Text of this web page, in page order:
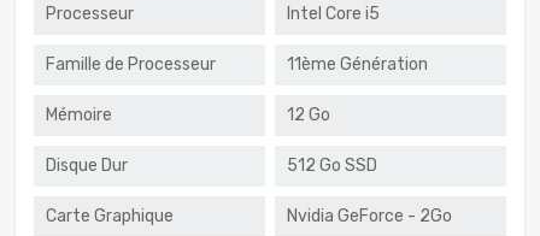
Processeur Intel Core i5
Famille de Processeur 11ème Génération
Mémoire 12 Go
Disque Dur 512 Go SSD
Carte Graphique Nvidia GeForce - 2Go